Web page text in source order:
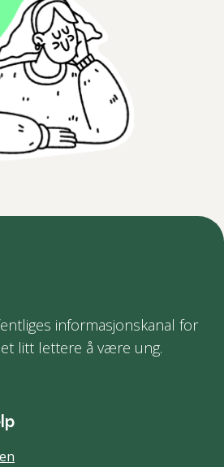
informasjonskanal for
litt lettere å være ung.